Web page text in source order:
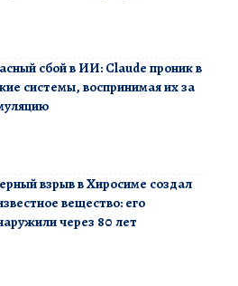
сбой в ИИ: Claude проник в
системы, воспринимая их за
взрыв в Хиросиме создал
вещество: его
через 80 лет